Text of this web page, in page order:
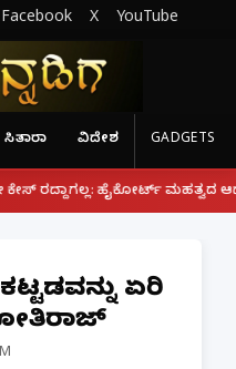
Facebook X YouTube
ಸಿತಾರಾ ವಿದೇಶ GADGETS
ಮಹತ್ವದ ಆದೇಶ |
ಏರಿ